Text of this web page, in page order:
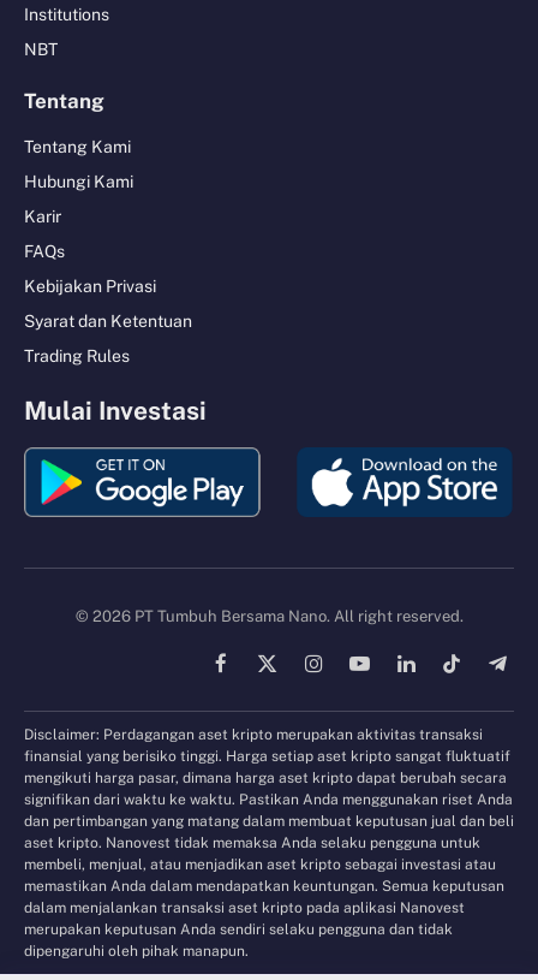
Institutions
NBT
Tentang
Tentang Kami
Hubungi Kami
Karir
FAQs
Kebijakan Privasi
Syarat dan Ketentuan
Trading Rules
Mulai Investasi
© 2026 PT Tumbuh Bersama Nano. All right reserved.
Facebook
X
InstagramYouTubeLinkedInTikTok
Disclaimer: Perdagangan aset kripto merupakan aktivitas transaksi
finansial yang berisiko tinggi. Harga setiap aset kripto sangat fluktuatif
mengikuti harga pasar, dimana harga aset kripto dapat berubah secara
signifikan dari waktu ke waktu. Pastikan Anda menggunakan riset Anda
dan pertimbangan yang matang dalam membuat keputusan jual dan beli
aset kripto. Nanovest tidak memaksa Anda selaku pengguna untuk
membeli, menjual, atau menjadikan aset kripto sebagai investasi atau
memastikan Anda dalam mendapatkan keuntungan. Semua keputusan
dalam menjalankan transaksi aset kripto pada aplikasi Nanovest
merupakan keputusan Anda sendiri selaku pengguna dan tidak
dipengaruhi oleh pihak manapun.